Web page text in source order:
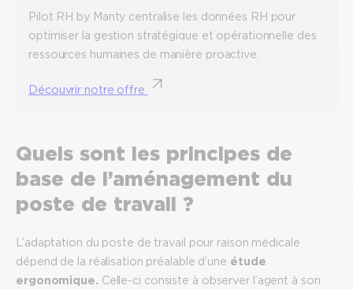
Pilot RH by Manty centralise les données RH pour
optimiser la gestion stratégique et opérationnelle des
ressources humaines de manière proactive.
Découvrir notre offre
Quels sont les principes de
base de l’aménagement du
poste de travail ?
L’adaptation du poste de travail pour raison médicale
dépend de la réalisation préalable d’une étude
ergonomique. Celle-ci consiste à observer l’agent à son